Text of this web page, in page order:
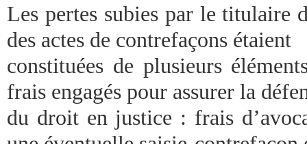
Les pertes subies par le titulaire
des actes de contrefaçons étaient
constituées de plusieurs
frais engagés pour assurer la
du droit en justice : frais